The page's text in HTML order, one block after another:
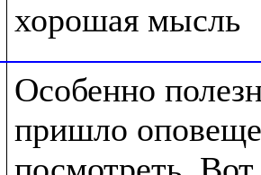
Особенно
пришло